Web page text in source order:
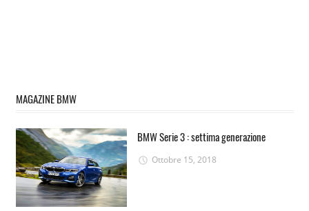
MAGAZINE BMW
BMW Serie 3 : settima generazione
Ottobre 15, 2018